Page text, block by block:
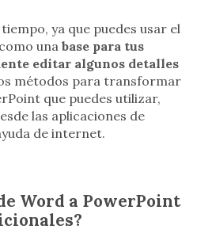
ya que puedes usar el
una base para tus
editar algunos detalles
métodos para transformar
que puedes utilizar,
las aplicaciones de
de internet.
Word a PowerPoint